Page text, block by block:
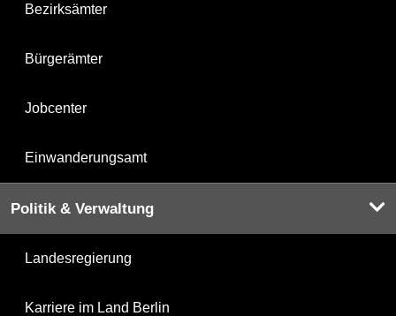
Bezirksämter
Bürgerämter
Jobcenter
Einwanderungsamt
Politik & Verwaltung
Landesregierung
Karriere im Land Berlin